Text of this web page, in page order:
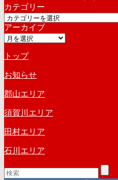
カ
イ
ブ
カテゴリー
カ
テ
ゴ
ー
アーカイブ
ア
カ
イ
ブ
トップ
お知らせ
郡山エリア
須賀川エリア
田村エリア
石川エリア